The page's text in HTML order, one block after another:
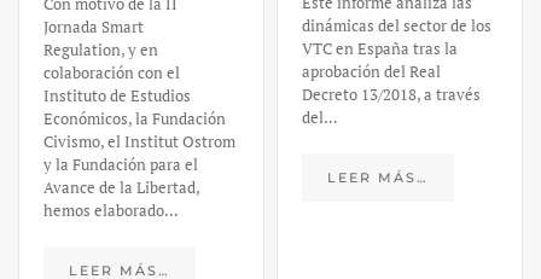
Jornada Smart
Regulation, y en
colaboración con el
Instituto de Estudios
Económicos, la Fundación
Civismo, el Institut Ostrom
y la Fundación para el
Avance de la Libertad,
hemos elaborado…
LEER MÁS…
dinámicas del sector de los
VTC en España tras la
aprobación del Real
Decreto 13/2018, a través
del…
LEER MÁS…